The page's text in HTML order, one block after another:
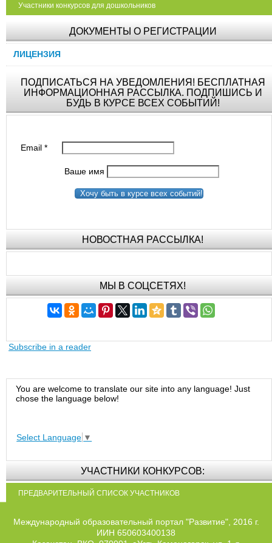
Участники конкурсов для дошкольников
ДОКУМЕНТЫ О РЕГИСТРАЦИИ
ЛИЦЕНЗИЯ
ПОДПИСАТЬСЯ НА УВЕДОМЛЕНИЯ! БЕСПЛАТНАЯ
ИНФОРМАЦИОННАЯ РАССЫЛКА. ПОДПИШИСЬ И
БУДЬ В КУРСЕ ВСЕХ СОБЫТИЙ!
Email*
Ваше имя
Хочу быть в курсе всех событий!
НОВОСТНАЯ РАССЫЛКА!
МЫ В СОЦСЕТЯХ!
Subscribe in a reader
You are welcome to translate our site into any language! Just
chose the language below!
Select Language ▼
УЧАСТНИКИ КОНКУРСОВ:
ПРЕДВАРИТЕЛЬНЫЙ СПИСОК УЧАСТНИКОВ
Международный образовательный портал "Развитие", 2016 г.
ИИН 650603400138